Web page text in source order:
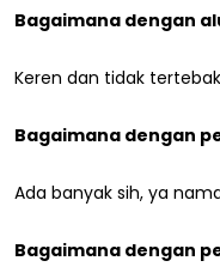
Bagaimana dengan
Keren dan tidak tertebak
Bagaimana dengan
Ada banyak sih, ya
Bagaimana dengan